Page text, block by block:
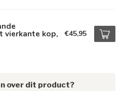
vierkante kop, €45,95
over dit product?